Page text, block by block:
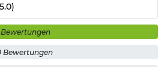
Bewertungen
Bewertungen